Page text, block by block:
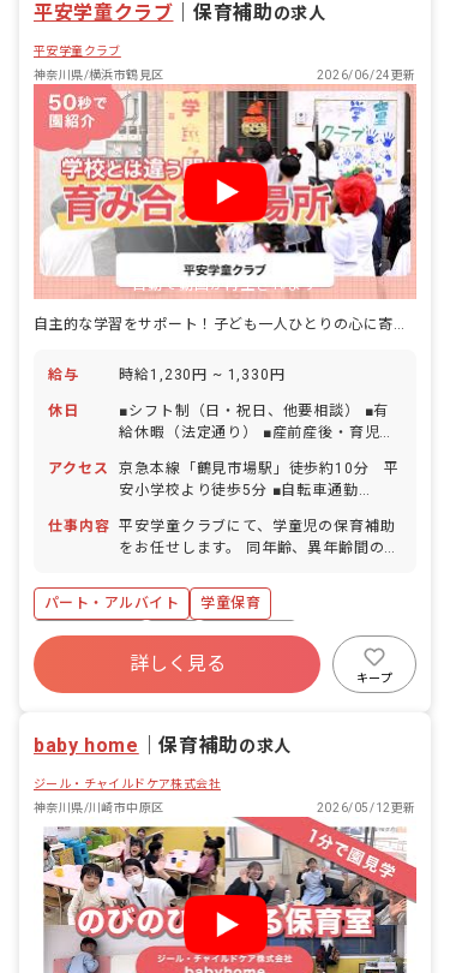
平安学童クラブ ｜保育補助の求人
平安学童クラブ
神奈川県/横浜市鶴見区
2026/06/24更新
自動で動画が再生されます
自主的な学習をサポート！子ども一人ひとりの心に寄り添いませんか
給与 時給1,230円 ~ 1,330円
休日
■シフト制（日・祝日、他要相談） ■有
給休暇（法定通り） ■産前産後・育児休
や行事による遅刻・早退・欠席の相談可
アクセス
京急本線「鶴見市場駅」徒歩約10分 平
安小学校より徒歩5分 ■自転車通勤
仕事内容 平安学童クラブにて、学童児の保育補助
をお任せします。 同年齢、異年齢間の交
習をできるような環境を作っています。
また、子どもたちの誕生日は好きなおや
つをリクエスト可能です。 一人一人と遊
びを通して信頼関係を築き、子ども達の
思いに共感しながら家庭に代わる居場所
おやつの調理や掃除などの雑務 ※定員は
パート・アルバイト
学童保育
社会保険完備
有給
残業少なめ
産休育休制度
無資格可
アットホーム
詳しく見る
キープ
baby home ｜保育補助の求人
ジール・チャイルドケア株式会社
神奈川県/川崎市中原区
2026/05/12更新